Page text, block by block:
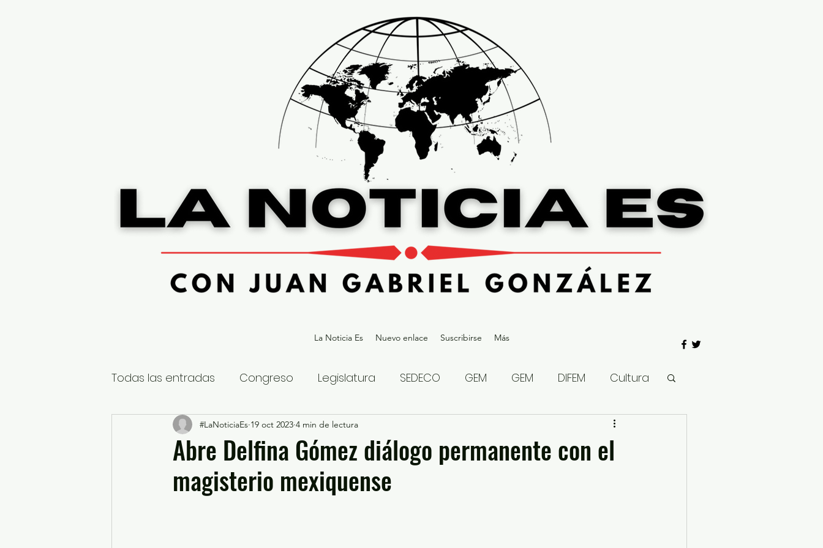
La Noticia Es Nuevo enlace Suscribirse Más
Todas las entradas Congreso Legislatura SEDECO GEM GEM DIFEM Cultura
Nacional Estatal Gubernatura Edoméx 2023
Educación y Cultura Seguridad y Justicia
Abre Delfina Gómez diálogo permanente con el
magisterio mexiquense
#LaNoticiaEs 19 oct 2023 4 min de lectura